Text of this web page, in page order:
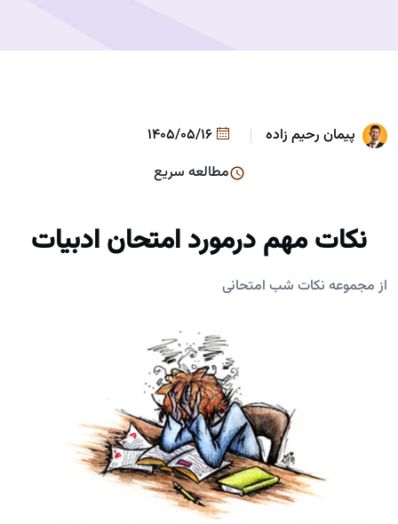
پیمان رحیم زاده
مطالعه سریع
نکات مهم درمورد امتحان ادبیات
از مجموعه نکات شب امتحانی